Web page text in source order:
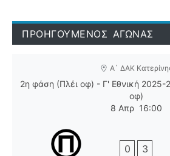
ΠΡΟΗΓΟΥΜΕΝΟΣ ΑΓΩΝΑΣ
Α` ΔΑΚ
2η φάση (Πλέι οφ) - Γ' Εθνική 2025-
οφ)
8 Απρ 16:00
0 3